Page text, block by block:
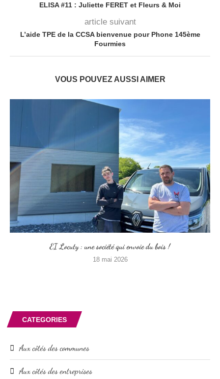
ELISA #11 : Juliette FERET et Fleurs & Moi
article suivant
L’aide TPE de la CCSA bienvenue pour Phone 145ème
Fourmies
VOUS POUVEZ AUSSI AIMER
EI Locuty : une société qui envoie du bois !
18 mai 2026
CATEGORIES
Aux côtés des communes
Aux côtés des entreprises